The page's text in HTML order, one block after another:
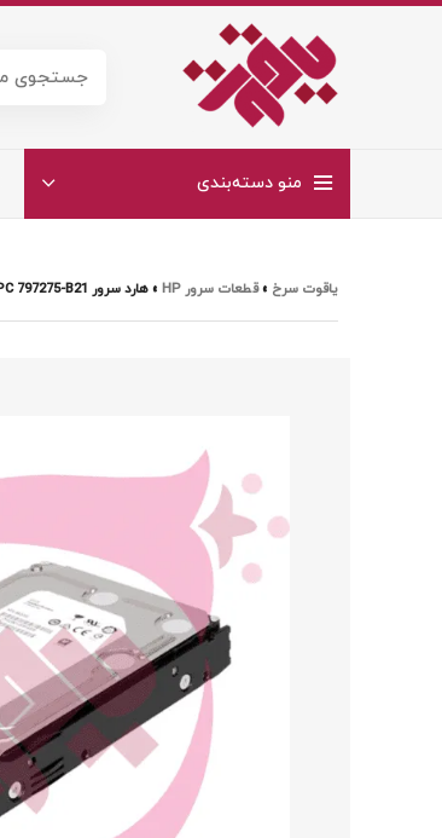
منو دسته‌بندی
یاقوت سرخ »قطعات سرور HP »هارد سرور HPE 1TB 6G 7.2K 3.5 SATA LPC 797275-B21